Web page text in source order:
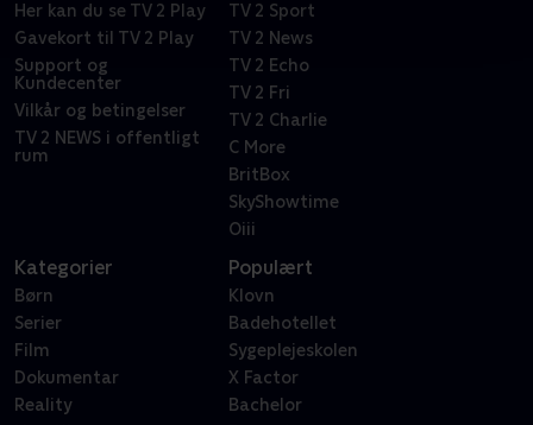
Her kan du se TV 2 Play
Gavekort til TV 2 Play
Support og
Kundecenter
Vilkår og betingelser
TV 2 NEWS i offentligt
rum
TV 2 Sport
TV 2 News
TV 2 Echo
TV 2 Fri
TV 2 Charlie
C More
BritBox
SkyShowtime
Oiii
Kategorier
Børn
Serier
Film
Dokumentar
Reality
Populært
Klovn
Badehotellet
Sygeplejeskolen
X Factor
Bachelor